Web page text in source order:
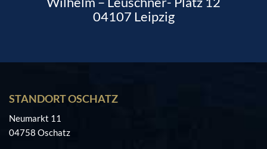
04107 Leipzig
STANDORT OSCHATZ
Neumarkt 11
04758 Oschatz